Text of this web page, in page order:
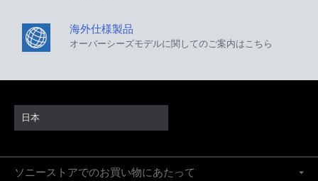
海外仕様製品
オーバーシーズモデルに関してのご案内はこちら
日本
ソニーストアでのお買い物にあたって